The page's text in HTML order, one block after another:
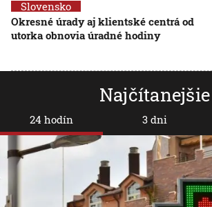
Slovensko
Okresné úrady aj klientské centrá od
utorka obnovia úradné hodiny
Najčítanejšie
24 hodín 3 dni